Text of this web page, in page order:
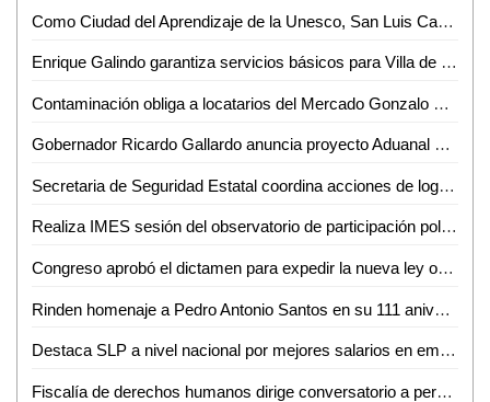
Como Ciudad del Aprendizaje de la Unesco, San Luis Capital fomenta los "Talentos de tu Comunidad"
Enrique Galindo garantiza servicios básicos para Villa de Pozos
Contaminación obliga a locatarios del Mercado Gonzalo N Santos a utilizar agua embotellada
Gobernador Ricardo Gallardo anuncia proyecto Aduanal en Texas para Beneficio de Empresas Potosinas
Secretaria de Seguridad Estatal coordina acciones de logística y seguridad para Fenapo 2024
Realiza IMES sesión del observatorio de participación política de las mujeres
Congreso aprobó el dictamen para expedir la nueva ley orgánica del poder legislativo y el reglamento del congreso del estado de San Luis Potosí
Rinden homenaje a Pedro Antonio Santos en su 111 aniversario luctuoso
Destaca SLP a nivel nacional por mejores salarios en empleos
Fiscalía de derechos humanos dirige conversatorio a personal de la FGESLP sobre la trata de personas